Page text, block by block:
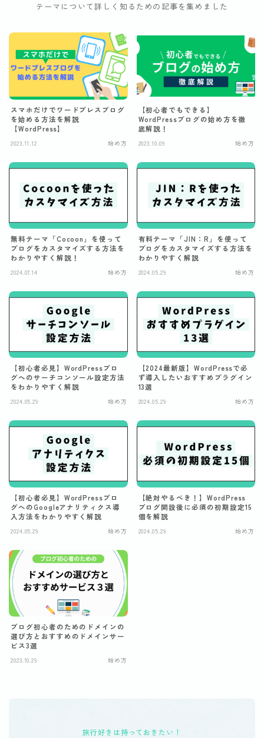
テーマについて詳しく知るための記事を集めました
スマホだけでワードプレスブログ
を始める方法を解説
【WordPress】
2023.11.12 始め方
【初心者でもできる】
WordPressブログの始め方を徹
底解説！
2023.10.09 始め方
無料テーマ「Cocoon」を使って
ブログをカスタマイズする方法を
わかりやすく解説！
2024.07.14 始め方
有料テーマ「JIN：R」を使って
ブログをカスタマイズする方法を
わかりやすく解説
2024.05.29 始め方
【初心者必見】WordPressブロ
グへのサーチコンソール設定方法
をわかりやすく解説
2024.05.29 始め方
【2024最新版】WordPressで必
ず導入したいおすすめプラグイン
13選
2024.05.29 始め方
【初心者必見】WordPressブロ
グへのGoogleアナリティクス導
入方法をわかりやすく解説
2024.05.29 始め方
【絶対やるべき！】WordPress
ブログ開設後に必須の初期設定15
個を解説
2024.05.29 始め方
ブログ初心者のためのドメインの
選び方とおすすめのドメインサー
ビス3選
2023.10.29 始め方
旅行好きは持っておきたい！